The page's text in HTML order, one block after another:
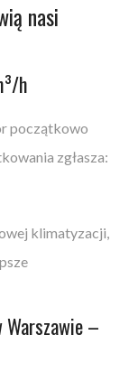
nasi
h
początkowo
zgłasza:
klimatyzacji,
–